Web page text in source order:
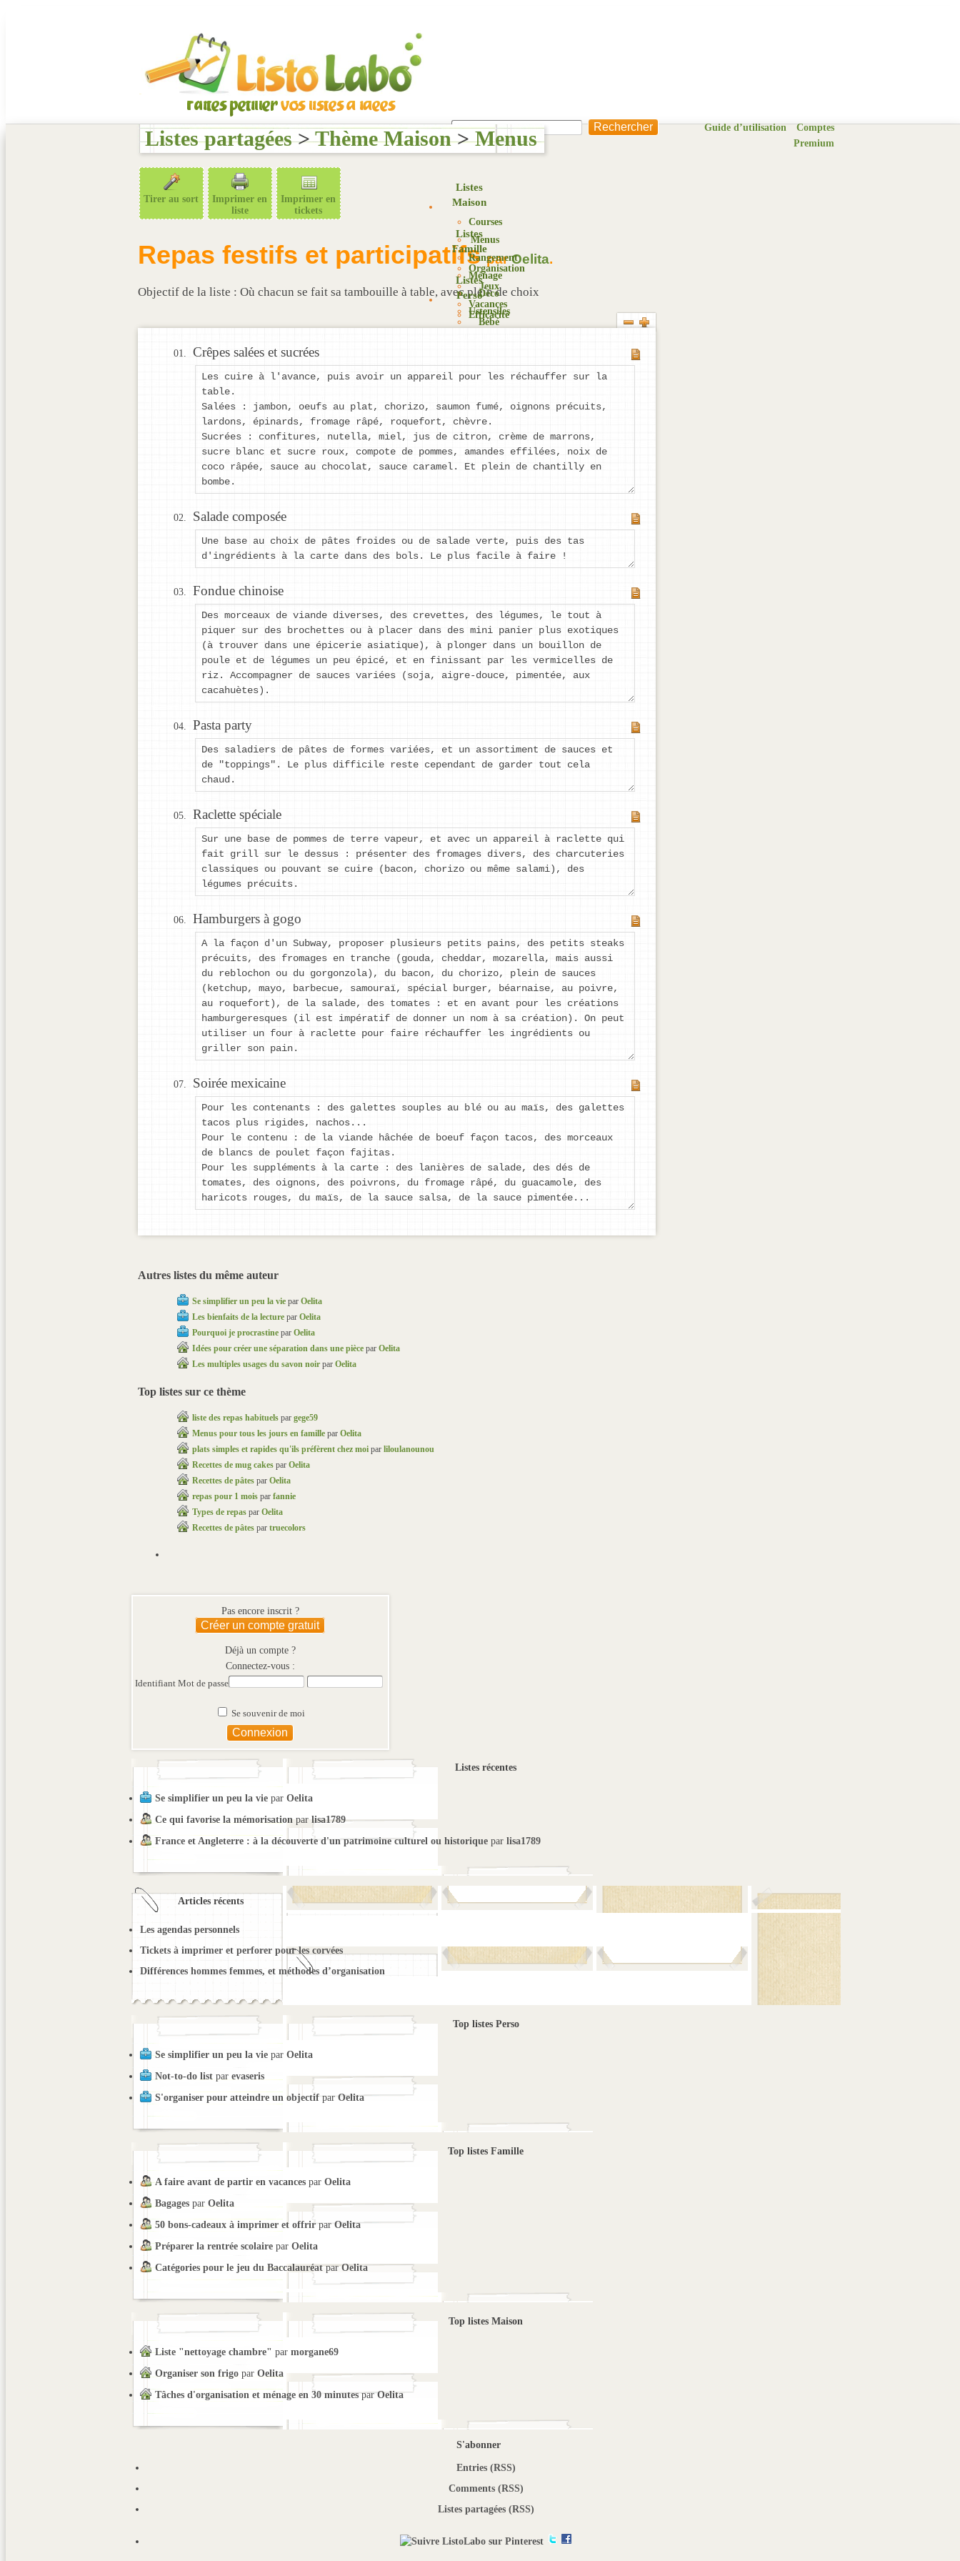
Guide d’utilisation
Comptes
Premium
Listes
Maison
Courses
Menus
Rangement
Ménage
Déco
Ustensiles
Listes
Famille
Organisation
Jeux
Vacances
Bébé
Listes
Perso
Efficacité
Matériel
Rêves
listes
Les
listes
que je
partage
Nouvelle
Blog
S’organiser
Trucs
astuces
Suggestions
et
matériel
Kits à
imprimer
Listes partagées>Thème Maison>Menus
Tirer au sort
Imprimer en
liste
Imprimer en
tickets
Repas festifs et participatifs parOelita.
Objectif de la liste : Où chacun se fait sa tambouille à table, avec plein de choix
Crêpes salées et sucrées
Les cuire à l'avance, puis avoir un appareil pour les réchauffer sur la
table.
Salées : jambon, oeufs au plat, chorizo, saumon fumé, oignons précuits,
lardons, épinards, fromage râpé, roquefort, chèvre.
Sucrées : confitures, nutella, miel, jus de citron, crème de marrons,
sucre blanc et sucre roux, compote de pommes, amandes effilées, noix de
coco râpée, sauce au chocolat, sauce caramel. Et plein de chantilly en
bombe.
Salade composée
Une base au choix de pâtes froides ou de salade verte, puis des tas
d'ingrédients à la carte dans des bols. Le plus facile à faire !
Fondue chinoise
Des morceaux de viande diverses, des crevettes, des légumes, le tout à
piquer sur des brochettes ou à placer dans des mini panier plus exotiques
(à trouver dans une épicerie asiatique), à plonger dans un bouillon de
poule et de légumes un peu épicé, et en finissant par les vermicelles de
riz. Accompagner de sauces variées (soja, aigre-douce, pimentée, aux
cacahuètes).
Pasta party
Des saladiers de pâtes de formes variées, et un assortiment de sauces et
de "toppings". Le plus difficile reste cependant de garder tout cela
chaud.
Raclette spéciale
Sur une base de pommes de terre vapeur, et avec un appareil à raclette qui
fait grill sur le dessus : présenter des fromages divers, des charcuteries
classiques ou pouvant se cuire (bacon, chorizo ou même salami), des
légumes précuits.
Hamburgers à gogo
A la façon d'un Subway, proposer plusieurs petits pains, des petits steaks
précuits, des fromages en tranche (gouda, cheddar, mozarella, mais aussi
du reblochon ou du gorgonzola), du bacon, du chorizo, plein de sauces
(ketchup, mayo, barbecue, samouraï, spécial burger, béarnaise, au poivre,
au roquefort), de la salade, des tomates : et en avant pour les créations
hamburgeresques (il est impératif de donner un nom à sa création). On peut
utiliser un four à raclette pour faire réchauffer les ingrédients ou
griller son pain.
Soirée mexicaine
Pour les contenants : des galettes souples au blé ou au maïs, des galettes
tacos plus rigides, nachos...
Pour le contenu : de la viande hâchée de boeuf façon tacos, des morceaux
de blancs de poulet façon fajitas.
Pour les suppléments à la carte : des lanières de salade, des dés de
tomates, des oignons, des poivrons, du fromage râpé, du guacamole, des
haricots rouges, du maïs, de la sauce salsa, de la sauce pimentée...
Autres listes du même auteur
Se simplifier un peu la viepar Oelita
Les bienfaits de la lecturepar Oelita
Pourquoi je procrastinepar Oelita
Idées pour créer une séparation dans une piècepar Oelita
Les multiples usages du savon noirpar Oelita
Top listes sur ce thème
liste des repas habituelspar gege59
Menus pour tous les jours en famillepar Oelita
plats simples et rapides qu'ils préfèrent chez moipar liloulanounou
Recettes de mug cakespar Oelita
Recettes de pâtespar Oelita
repas pour 1 moispar fannie
Types de repaspar Oelita
Recettes de pâtespar truecolors
Pas encore inscrit ?
Créer un compte gratuit
Déjà un compte ?
Connectez-vous :
Identifiant Mot de passe
Se souvenir de moi
Listes récentes
Se simplifier un peu la viepar Oelita
Ce qui favorise la mémorisationpar lisa1789
France et Angleterre : à la découverte d'un patrimoine culturel ou historiquepar lisa1789
Articles récents
Les agendas personnels
Tickets à imprimer et perforer pour les corvées
Différences hommes femmes, et méthodes d’organisation
Top listes Perso
Se simplifier un peu la viepar Oelita
Not-to-do listpar evaseris
S'organiser pour atteindre un objectifpar Oelita
Top listes Famille
A faire avant de partir en vacancespar Oelita
Bagages par Oelita
50 bons-cadeaux à imprimer et offrirpar Oelita
Préparer la rentrée scolairepar Oelita
Catégories pour le jeu du BaccalauréatparOelita
Top listes Maison
Liste "nettoyage chambre" par morgane69
Organiser son frigopar Oelita
Tâches d'organisation et ménage en 30 minutesparOelita
S'abonner
Entries (RSS)
Comments (RSS)
Listes partagées (RSS)